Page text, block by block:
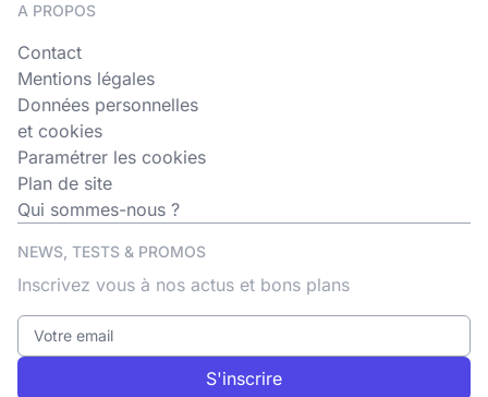
A PROPOS
Contact
Mentions légales
Données personnelles
et cookies
Paramétrer les cookies
Plan de site
Qui sommes-nous ?
NEWS, TESTS & PROMOS
Inscrivez vous à nos actus et bons plans
S'inscrire